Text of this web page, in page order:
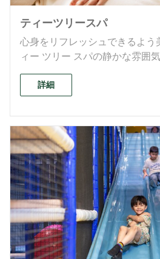
ティーツリースパ
心身をリフレッシュできるよう
ィー ツリー スパの静かな雰囲
詳細